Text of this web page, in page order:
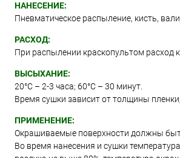
НАНЕСЕНИЕ:
Пневматическое распыление, кисть,
РАСХОД:
При распылении краскопультом расход
ВЫСЫХАНИЕ:
20°С – 2-3 часа; 60°С – 30 минут.
Время сушки зависит от толщины
ПРИМЕНЕНИЕ:
Окрашиваемые поверхности должны
Во время нанесения и сушки